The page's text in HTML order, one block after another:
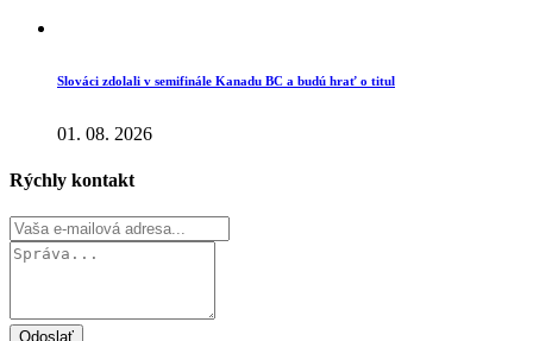
Slováci zdolali v semifinále Kanadu BC a budú hrať o titul
01. 08. 2026
Rýchly kontakt
Odoslať